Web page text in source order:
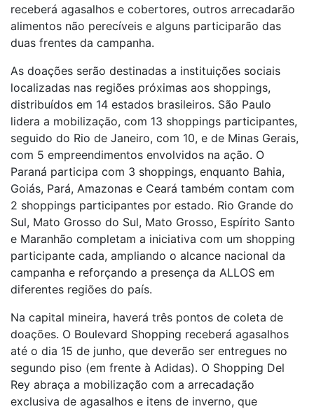
receberá agasalhos e cobertores, outros arrecadarão
alimentos não perecíveis e alguns participarão das
duas frentes da campanha.
As doações serão destinadas a instituições sociais
localizadas nas regiões próximas aos shoppings,
distribuídos em 14 estados brasileiros. São Paulo
lidera a mobilização, com 13 shoppings participantes,
seguido do Rio de Janeiro, com 10, e de Minas Gerais,
com 5 empreendimentos envolvidos na ação. O
Paraná participa com 3 shoppings, enquanto Bahia,
Goiás, Pará, Amazonas e Ceará também contam com
2 shoppings participantes por estado. Rio Grande do
Sul, Mato Grosso do Sul, Mato Grosso, Espírito Santo
e Maranhão completam a iniciativa com um shopping
participante cada, ampliando o alcance nacional da
campanha e reforçando a presença da ALLOS em
diferentes regiões do país.
Na capital mineira, haverá três pontos de coleta de
doações. O Boulevard Shopping receberá agasalhos
até o dia 15 de junho, que deverão ser entregues no
segundo piso (em frente à Adidas). O Shopping Del
Rey abraça a mobilização com a arrecadação
exclusiva de agasalhos e itens de inverno, que